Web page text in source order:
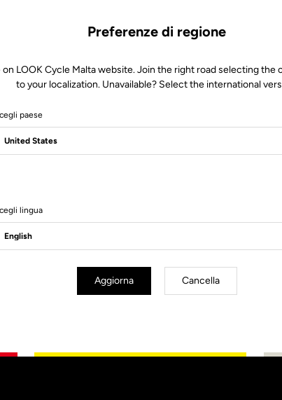
Preferenze di regione
on LOOK Cycle Malta website. Join the right road selecting the
to your localization. Unavailable? Select the international
paese
lingua
Aggiorna Cancella